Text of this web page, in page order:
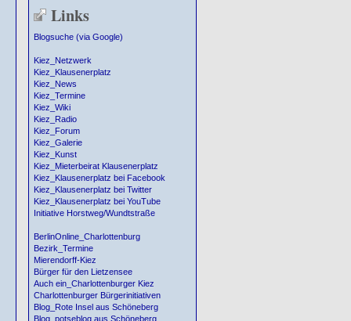
Links
Blogsuche (via Google)
Kiez_Netzwerk
Kiez_Klausenerplatz
Kiez_News
Kiez_Termine
Kiez_Wiki
Kiez_Radio
Kiez_Forum
Kiez_Galerie
Kiez_Kunst
Kiez_Mieterbeirat Klausenerplatz
Kiez_Klausenerplatz bei Facebook
Kiez_Klausenerplatz bei Twitter
Kiez_Klausenerplatz bei YouTube
Initiative Horstweg/Wundtstraße
BerlinOnline_Charlottenburg
Bezirk_Termine
Mierendorff-Kiez
Bürger für den Lietzensee
Auch ein_Charlottenburger Kiez
Charlottenburger Bürgerinitiativen
Blog_Rote Insel aus Schöneberg
Blog_potseblog aus Schöneberg